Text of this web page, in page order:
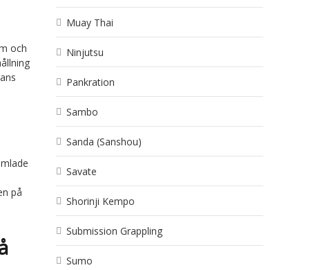
och
på
Muay Thai
Ninjutsu
Pankration
Sambo
Sanda (Sanshou)
Savate
Shorinji Kempo
Submission Grappling
Sumo